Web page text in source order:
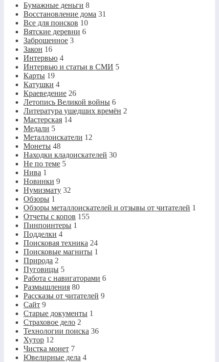
Бумажные деньги 8
Восстановление дома 31
Все для поисков 10
Вятские деревни 6
Заброшенное 3
Закон 16
Интервью 4
Интервью и статьи в СМИ 5
Карты 19
Катушки 4
Краеведение 26
Летопись Великой войны 6
Литература ушедших времён 2
Мастерская 14
Медали 5
Металлоискатели 12
Монеты 48
Находки кладоискателей 30
Не по теме 5
Нива 1
Новинки 9
Нумизмату 32
Обзоры 1
Обзоры металлоискателей и отзывы от читателей 1
Отчеты с копов 155
Пинпоинтеры 1
Подделки 4
Поисковая техника 24
Поисковые магниты 1
Природа 2
Пуговицы 5
Работа с навигаторами 6
Размышления 80
Рассказы от читателей 9
Сайт 9
Старые документы 1
Страховое дело 2
Технологии поиска 36
Хутор 12
Чистка монет 7
Ювелирные дела 4